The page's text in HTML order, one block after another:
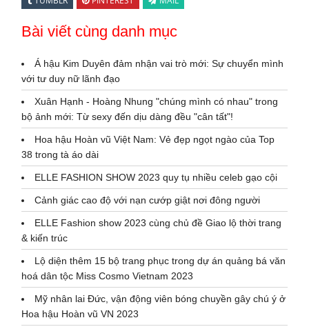
Bài viết cùng danh mục
Á hậu Kim Duyên đảm nhận vai trò mới: Sự chuyển mình
với tư duy nữ lãnh đạo
Xuân Hạnh - Hoàng Nhung "chúng mình có nhau" trong
bộ ảnh mới: Từ sexy đến dịu dàng đều "cân tất"!
Hoa hậu Hoàn vũ Việt Nam: Vẻ đẹp ngọt ngào của Top
38 trong tà áo dài
ELLE FASHION SHOW 2023 quy tụ nhiều celeb gạo cội
Cảnh giác cao độ với nạn cướp giật nơi đông người
ELLE Fashion show 2023 cùng chủ đề Giao lộ thời trang
& kiến trúc
Lộ diện thêm 15 bộ trang phục trong dự án quảng bá văn
hoá dân tộc Miss Cosmo Vietnam 2023
Mỹ nhân lai Đức, vận động viên bóng chuyền gây chú ý ở
Hoa hậu Hoàn vũ VN 2023